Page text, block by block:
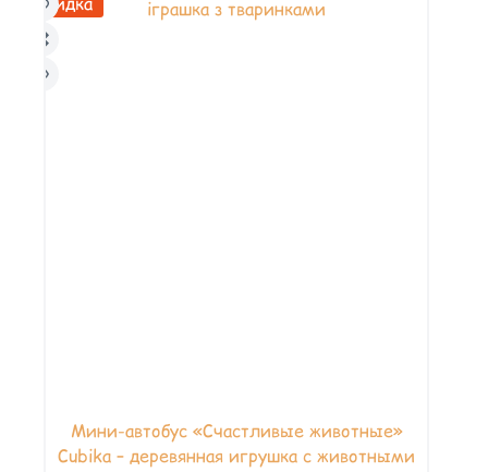
Мини-автобус «Счастливые животные»
Cubika – деревянная игрушка с животными